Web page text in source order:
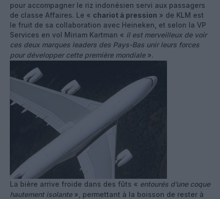
pour accompagner le riz indonésien servi aux passagers
de classe Affaires. Le « chariot à pression » de KLM est
le fruit de sa collaboration avec Heineken, et selon la VP
Services en vol Miriam Kartman « il est merveilleux de voir
ces deux marques leaders des Pays-Bas unir leurs forces
pour développer cette première mondiale».
La bière arrive froide dans des fûts « entourés d’une coque
hautement isolante», permettant à la boisson de rester à